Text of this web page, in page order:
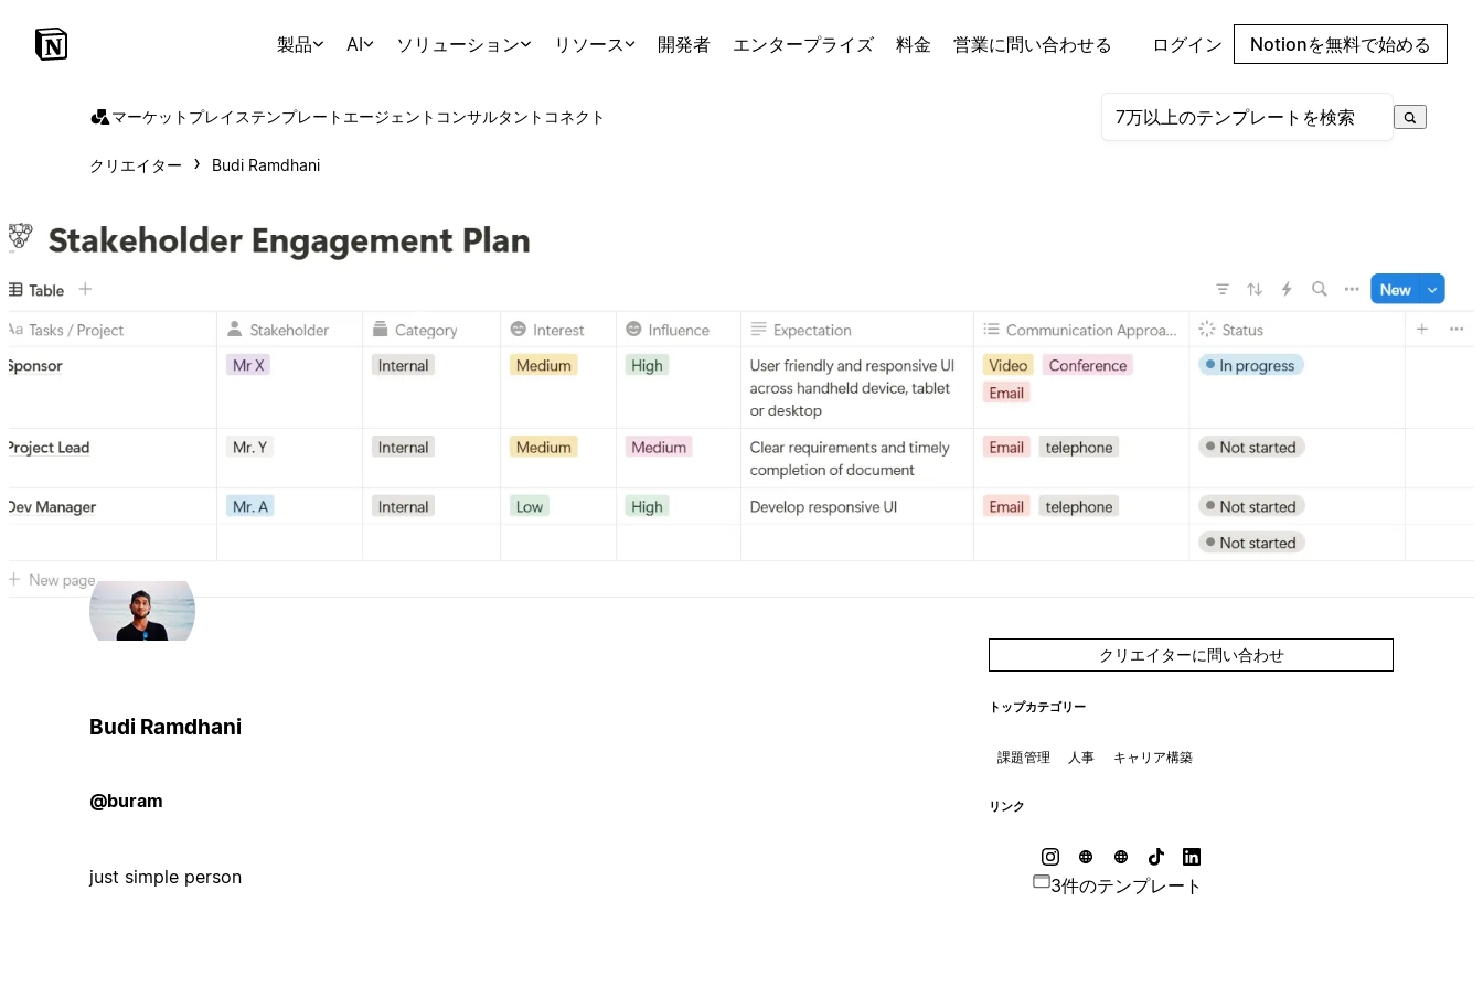
製品 AI ソリューション リソース 開発者 エンタープライズ 料金 営業に問い合わせる ログイン Notionを無料で始める
マーケットプレイステンプレート エージェント コンサルタント コネクト
クリエイター Budi Ramdhani
Budi Ramdhani
@buram
just simple person
クリエイターに問い合わせ
トップカテゴリー
課題管理 人事 キャリア構築
リンク
3件のテンプレート